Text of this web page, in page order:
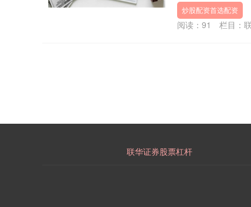
炒股配资首选配资
阅读： 91 栏目：
联华证券股票杠杆